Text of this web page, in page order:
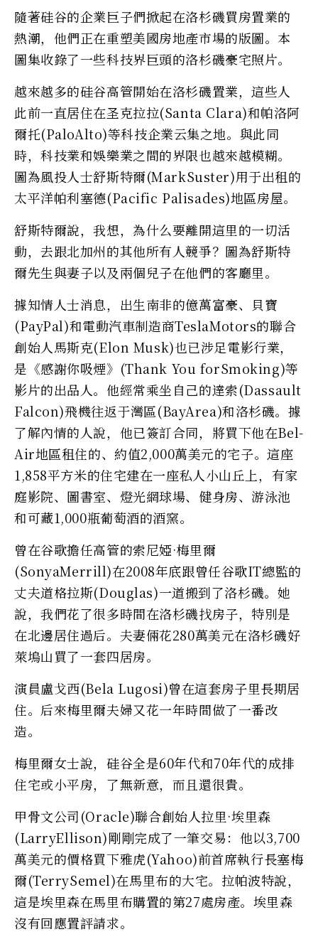
隨著硅谷的企業巨子們掀起在洛杉磯買房置業的
熱潮，他們正在重塑美國房地產市場的版圖。本
圖集收錄了一些科技界巨頭的洛杉磯豪宅照片。
越來越多的硅谷高管開始在洛杉磯置業，這些人
此前一直居住在圣克拉拉(Santa Clara)和帕洛阿
爾托(PaloAlto)等科技企業云集之地。與此同
時，科技業和娛樂業之間的界限也越來越模糊。
圖為風投人士舒斯特爾(MarkSuster)用于出租的
太平洋帕利塞德(Pacific Palisades)地區房屋。
舒斯特爾說，我想，為什么要離開這里的一切活
動，去跟北加州的其他所有人競爭？圖為舒斯特
爾先生與妻子以及兩個兒子在他們的客廳里。
據知情人士消息，出生南非的億萬富豪、貝寶
(PayPal)和電動汽車制造商TeslaMotors的聯合
創始人馬斯克(Elon Musk)也已涉足電影行業，
是《感謝你吸煙》(Thank You forSmoking)等
影片的出品人。他經常乘坐自己的達索(Dassault
Falcon)飛機往返于灣區(BayArea)和洛杉磯。據
了解內情的人說，他已簽訂合同，將買下他在Bel-
Air地區租住的、約值2,000萬美元的宅子。這座
1,858平方米的住宅建在一座私人小山丘上，有家
庭影院、圖書室、燈光網球場、健身房、游泳池
和可藏1,000瓶葡萄酒的酒窯。
曾在谷歌擔任高管的索尼婭·梅里爾
(SonyaMerrill)在2008年底跟曾任谷歌IT總監的
丈夫道格拉斯(Douglas)一道搬到了洛杉磯。她
說，我們花了很多時間在洛杉磯找房子，特別是
在北邊居住過后。夫妻倆花280萬美元在洛杉磯好
萊塢山買了一套四居房。
演員盧戈西(Bela Lugosi)曾在這套房子里長期居
住。后來梅里爾夫婦又花一年時間做了一番改
造。
梅里爾女士說，硅谷全是60年代和70年代的成排
住宅或小平房，了無新意，而且還很貴。
甲骨文公司(Oracle)聯合創始人拉里·埃里森
(LarryEllison)剛剛完成了一筆交易：他以3,700
萬美元的價格買下雅虎(Yahoo)前首席執行長塞梅
爾(TerrySemel)在馬里布的大宅。拉帕波特說，
這是埃里森在馬里布購置的第27處房產。埃里森
沒有回應置評請求。